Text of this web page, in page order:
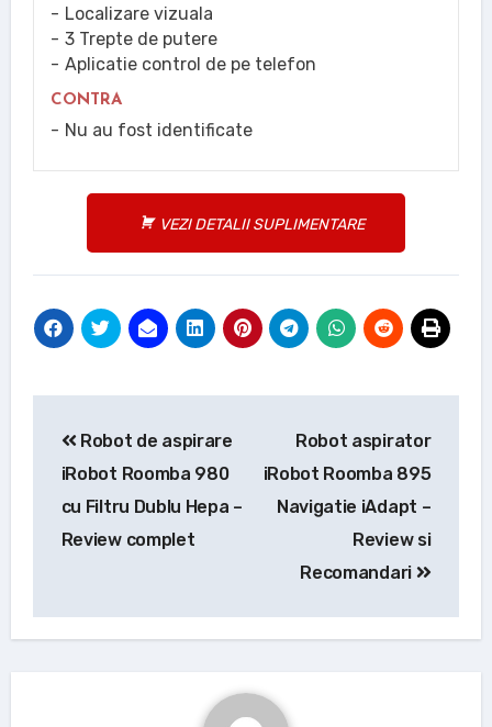
Localizare vizuala
3 Trepte de putere
Aplicatie control de pe telefon
CONTRA
Nu au fost identificate
VEZI DETALII SUPLIMENTARE
articole
Robot de aspirare
iRobot Roomba 980
cu Filtru Dublu Hepa –
Review complet
Robot aspirator
iRobot Roomba 895
Navigatie iAdapt –
Review si
Recomandari